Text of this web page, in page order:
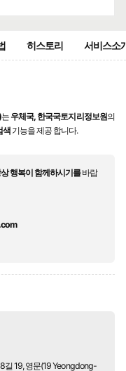
히스토리 서비스소
는 우체국, 한국국토지리정보원의
색 기능을 제공 합니다.
행복이 함께하시기를바랍
길 19, 영문(19 Yeongdong-